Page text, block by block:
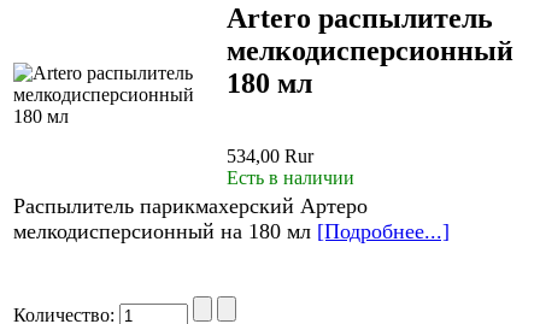
Artero распылитель
мелкодисперсионный
180 мл
534,00 Rur
Есть в наличии
Распылитель парикмахерский Артеро
мелкодисперсионный на 180 мл [Подробнее...]
Количество: